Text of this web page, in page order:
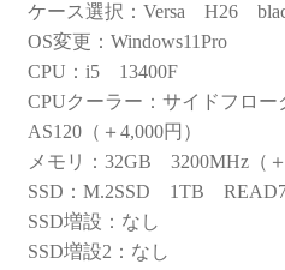
ケース選択：Versa H26
OS変更：Windows11Pro
CPU：i5 13400F
CPUクーラー：サイドフロ
AS120（＋4,000円）
メモリ：32GB 3200MHz（＋
SSD：M.2SSD 1TB
SSD増設：なし
SSD増設2：なし